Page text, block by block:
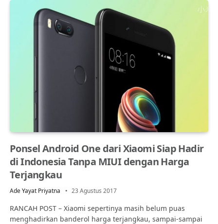
Ponsel Android One dari Xiaomi Siap Hadir
di Indonesia Tanpa MIUI dengan Harga
Terjangkau
Ade Yayat Priyatna 23 Agustus 2017
RANCAH POST – Xiaomi sepertinya masih belum puas
menghadirkan banderol harga terjangkau, sampai-sampai